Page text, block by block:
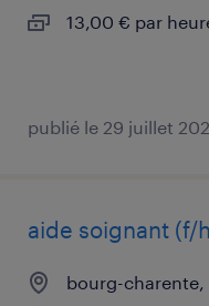
13,00 € par
publié le 29 juillet
aide soignant (f/
bourg-charente,